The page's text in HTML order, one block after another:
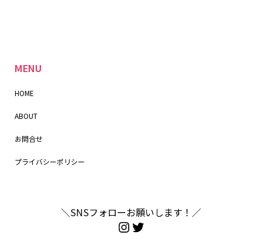
MENU
HOME
ABOUT
お問合せ
プライバシーポリシー
＼SNSフォローお願いします！／